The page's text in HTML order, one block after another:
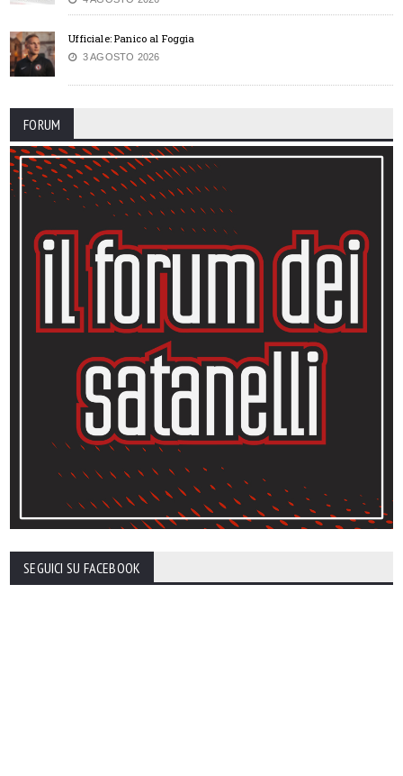
Ufficiale: Panico al Foggia
3 AGOSTO 2026
FORUM
SEGUICI SU FACEBOOK